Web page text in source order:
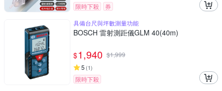
限時下殺
券
具備台尺與坪數測量功能
BOSCH 雷射測距儀GLM 40(40m)
$1,940 $1,999
5 (1)
限時下殺